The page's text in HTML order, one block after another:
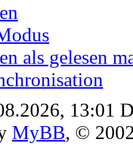
als gelesen
13:01
MyBB, ©